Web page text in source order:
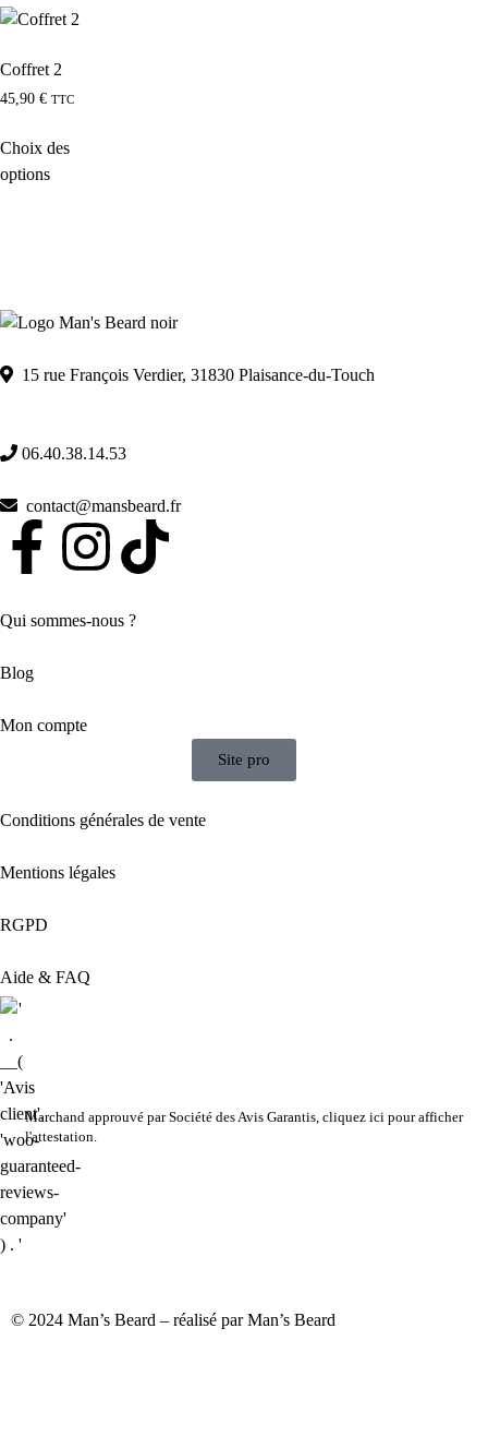
Coffret 2
45,90 € TTC
Choix des
options
15 rue François Verdier, 31830 Plaisance-du-Touch
06.40.38.14.53
contact@mansbeard.fr
Qui sommes-nous ?
Blog
Mon compte
Site pro
Conditions générales de vente
Mentions légales
RGPD
Aide & FAQ
Marchand approuvé par Société des Avis Garantis, cliquez ici pour afficher
l'attestation.
© 2024 Man’s Beard – réalisé par Man’s Beard